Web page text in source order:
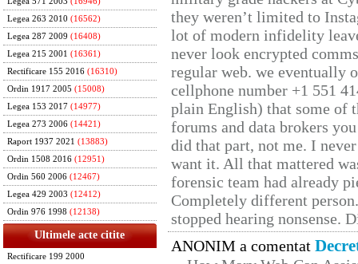
Legea 263 2010 (16562)
Legea 287 2009 (16408)
Legea 215 2001 (16361)
Rectificare 155 2016 (16310)
Ordin 1917 2005 (15008)
Legea 153 2017 (14977)
Legea 273 2006 (14421)
Raport 1937 2021 (13883)
Ordin 1508 2016 (12951)
Ordin 560 2006 (12467)
Legea 429 2003 (12412)
Ordin 976 1998 (12138)
Ultimele acte citite
Rectificare 199 2000
they weren’t limited to
lot of modern infidelity
never look encrypted
regular web. we eventually
cellphone number +1 551
plain English) that some of
forums and data brokers
did that part, not me. I
want it. All that mattered
forensic team had already
Completely different
stopped hearing nonsense.
ANONIM a comentat